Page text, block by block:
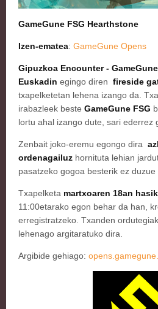
GameGune FSG Hearthstone
Izen-ematea: GameGune Opens
Gipuzkoa Encounter -
Euskadin egingo diren fireside
txapelketetan lehena izango da.
irabazleek beste GameGune FSG
lortu ahal izango dute, sari ederrez
Zenbait joko-eremu egongo dira
ordenagailuz hornituta lehian
pasatzeko gogoa besterik ez
Txapelketa martxoaren 18an
11:00etarako egon behar da han,
erregistratzeko. Txanden
lehenago argitaratuko dira.
Argibide gehiago: